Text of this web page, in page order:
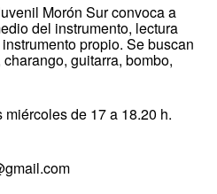
Morón Sur convoca a
del instrumento, lectura
propio. Se buscan
guitarra, bombo,
de 17 a 18.20 h.